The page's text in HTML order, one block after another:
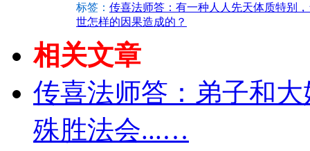
标签： 传喜法师答：有一种人人先天体质特别
世怎样的因果造成的？
相关文章
传喜法师答：弟子和
殊胜法会...…